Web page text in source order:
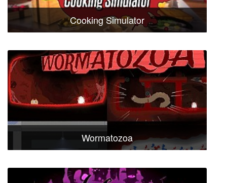
Cooking Simulator
Wormatozoa